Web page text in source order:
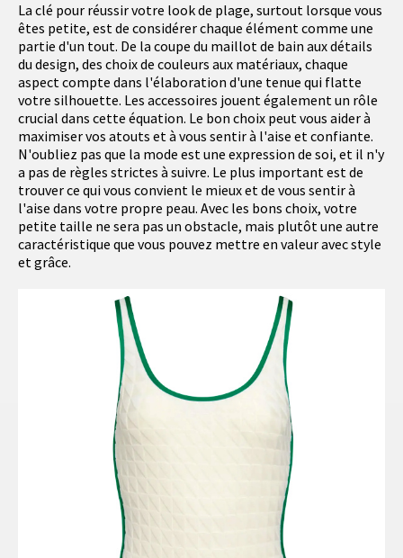
La clé pour réussir votre look de plage, surtout lorsque vous
êtes petite, est de considérer chaque élément comme une
partie d'un tout. De la coupe du maillot de bain aux détails
du design, des choix de couleurs aux matériaux, chaque
aspect compte dans l'élaboration d'une tenue qui flatte
votre silhouette. Les accessoires jouent également un rôle
crucial dans cette équation. Le bon choix peut vous aider à
maximiser vos atouts et à vous sentir à l'aise et confiante.
N'oubliez pas que la mode est une expression de soi, et il n'y
a pas de règles strictes à suivre. Le plus important est de
trouver ce qui vous convient le mieux et de vous sentir à
l'aise dans votre propre peau. Avec les bons choix, votre
petite taille ne sera pas un obstacle, mais plutôt une autre
caractéristique que vous pouvez mettre en valeur avec style
et grâce.